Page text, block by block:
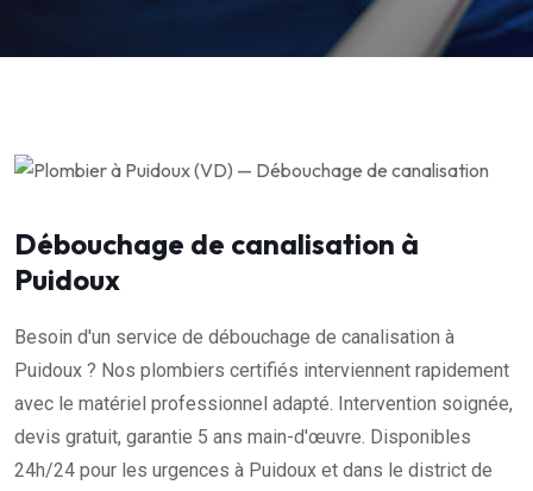
Débouchage de canalisation à
Puidoux
Besoin d'un service de débouchage de canalisation à
Puidoux ? Nos plombiers certifiés interviennent rapidement
avec le matériel professionnel adapté. Intervention soignée,
devis gratuit, garantie 5 ans main-d'œuvre. Disponibles
24h/24 pour les urgences à Puidoux et dans le district de